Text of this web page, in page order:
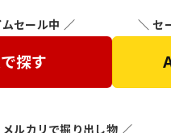
セール中 ／
探す
＼ セ
ルカリで掘り出し物 ／